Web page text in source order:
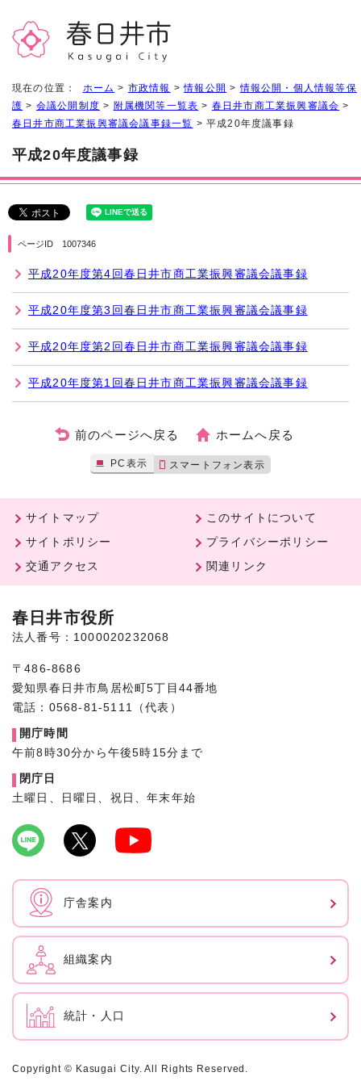
現在の位置： ホーム > 市政情報 >情報公開 >情報公開・個人情報等保
護 > 会議公開制度 > 附属機関等一覧表 > 春日井市商工業振興審議会 >
春日井市商工業振興審議会議事録一覧 > 平成20年度議事録
平成20年度議事録
ページID 1007346
平成20年度第4回春日井市商工業振興審議会議事録
平成20年度第3回春日井市商工業振興審議会議事録
平成20年度第2回春日井市商工業振興審議会議事録
平成20年度第1回春日井市商工業振興審議会議事録
前のページへ戻る ホームへ戻る
PC表示 スマートフォン表示
サイトマップ
このサイトについて
サイトポリシー
プライバシーポリシー
交通アクセス
関連リンク
春日井市役所
法人番号：1000020232068
〒486-8686
愛知県春日井市鳥居松町5丁目44番地
電話：0568-81-5111（代表）
開庁時間
午前8時30分から午後5時15分まで
閉庁日
土曜日、日曜日、祝日、年末年始
庁舎案内
組織案内
統計・人口
Copyright © Kasugai City. All Rights Reserved.